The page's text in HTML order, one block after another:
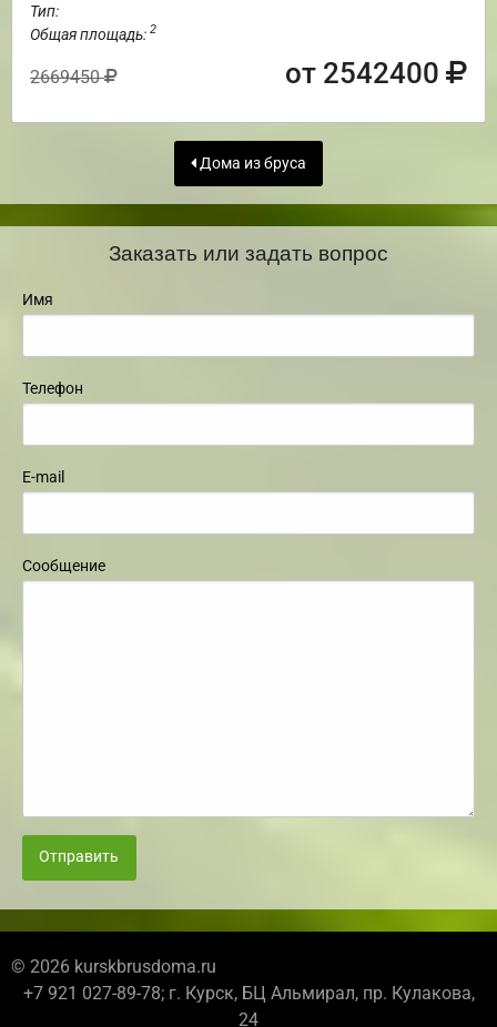
Тип:
Общая площадь: 2
2669450 от 2542400
Дома из бруса
Заказать или задать вопрос
Имя
Телефон
E-mail
Сообщение
Отправить
© 2026 kurskbrusdoma.ru
+7 921 027-89-78; г. Курск, БЦ Альмирал, пр. Кулакова,
24